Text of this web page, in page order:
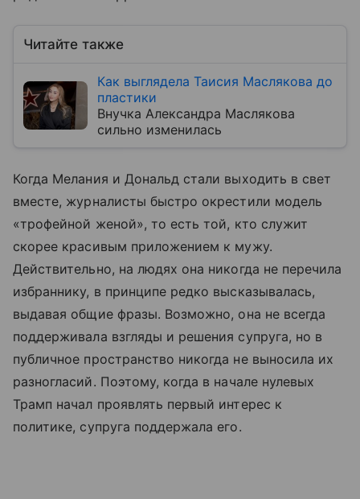
Читайте также
Как выглядела Таисия Маслякова до
пластики
Внучка Александра Маслякова
сильно изменилась
Когда Мелания и Дональд стали выходить в свет
вместе, журналисты быстро окрестили модель
«трофейной женой», то есть той, кто служит
скорее красивым приложением к мужу.
Действительно, на людях она никогда не перечила
избраннику, в принципе редко высказывалась,
выдавая общие фразы. Возможно, она не всегда
поддерживала взгляды и решения супруга, но в
публичное пространство никогда не выносила их
разногласий. Поэтому, когда в начале нулевых
Трамп начал проявлять первый интерес к
политике, супруга поддержала его.